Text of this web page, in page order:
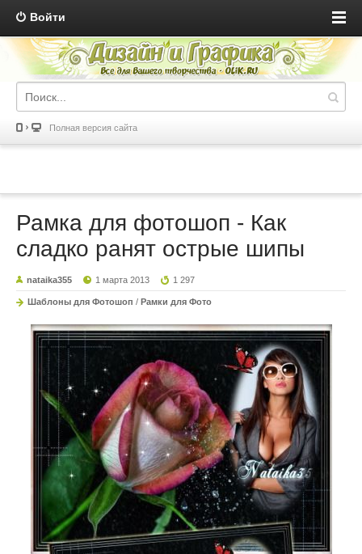
Войти
Полная версия сайта
Рамка для фотошоп - Как
сладко ранят острые шипы
nataika355 1 марта 2013 1 297
Шаблоны для Фотошоп / Рамки для Фото